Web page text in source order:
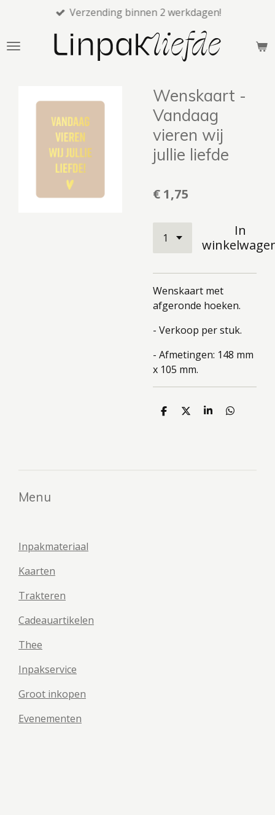
naar
Verzending binnen 2 werkdagen!
Wenskaart -
Vandaag
vieren wij
jullie liefde
€ 1,75
In
Wenskaart met
afgeronde hoeken.
- Verkoop per stuk.
- Afmetingen: 148 mm
x 105 mm.
D
D
S
D
Menu
Inpakmateriaal
Kaarten
Trakteren
Cadeauartikelen
Thee
Inpakservice
Groot inkopen
Evenementen